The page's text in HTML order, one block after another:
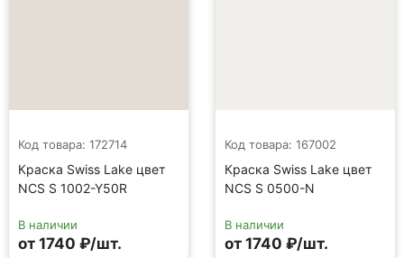
Код товара: 172714
Краска Swiss Lake цвет
NCS S 1002-Y50R
В наличии
от 1740 ₽/шт.
Код товара: 167002
Краска Swiss Lake цвет
NCS S 0500-N
В наличии
от 1740 ₽/шт.